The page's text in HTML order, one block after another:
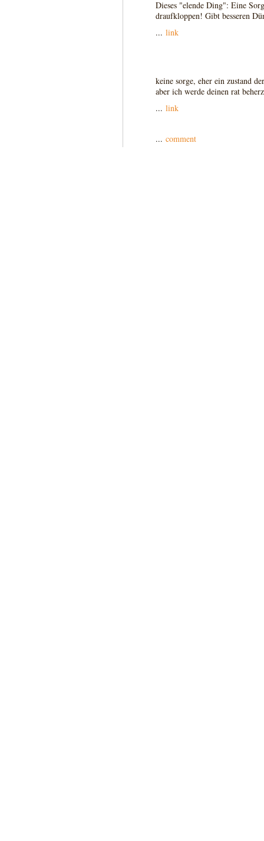
Dieses "elende Ding": Eine
draufkloppen! Gibt besseren
... link
keine sorge, eher ein zustand
aber ich werde deinen rat
... link
... comment